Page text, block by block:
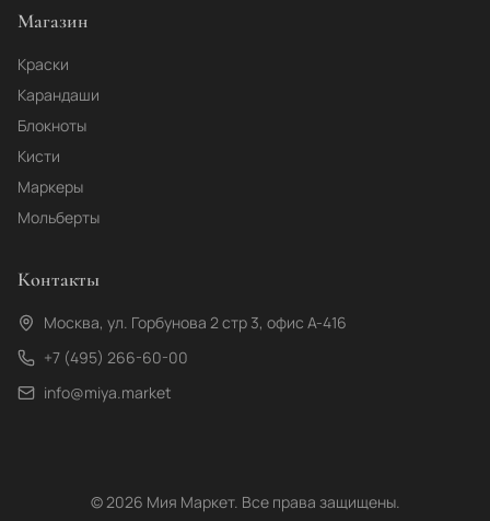
Магазин
Краски
Карандаши
Блокноты
Кисти
Маркеры
Мольберты
Контакты
Москва, ул. Горбунова 2 стр 3, офис А-416
+7 (495) 266-60-00
info@miya.market
©2026 Мия Маркет. Все права защищены.